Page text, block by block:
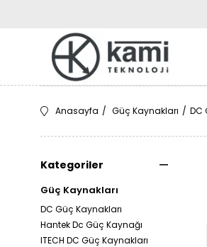
Anasayfa Güç Kaynakları DC
Kategoriler
Güç Kaynakları
DC Güç Kaynakları
Hantek Dc Güç Kaynağı
ITECH DC Güç Kaynakları